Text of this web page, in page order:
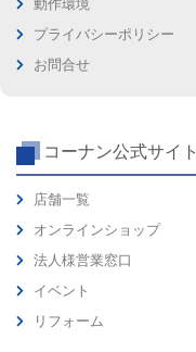
動作環境
プライバシーポリシー
お問合せ
コーナン公式サイト
店舗一覧
オンラインショップ
法人様営業窓口
イベント
リフォーム